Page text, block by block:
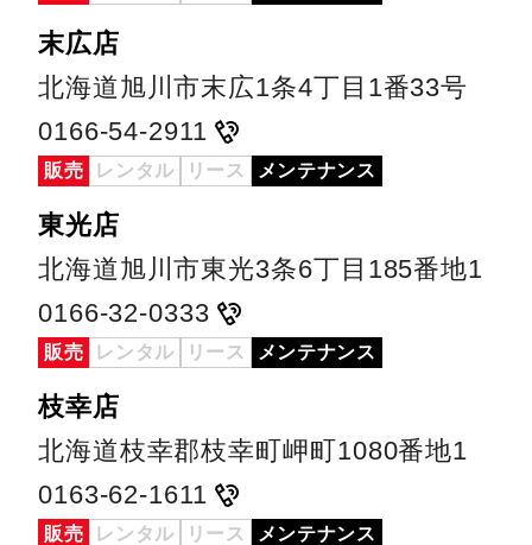
末広店
北海道旭川市末広1条4丁目1番33号
0166-54-2911
販売 レンタル リース メンテナンス
東光店
北海道旭川市東光3条6丁目185番地1
0166-32-0333
販売 レンタル リース メンテナンス
枝幸店
北海道枝幸郡枝幸町岬町1080番地1
0163-62-1611
販売 レンタル リース メンテナンス